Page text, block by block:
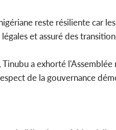
reste résiliente car
et assuré des
a exhorté
de la gouvernance